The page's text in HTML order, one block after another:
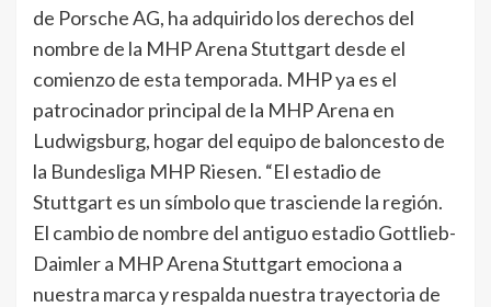
de Porsche AG, ha adquirido los derechos del
nombre de la MHP Arena Stuttgart desde el
comienzo de esta temporada. MHP ya es el
patrocinador principal de la MHP Arena en
Ludwigsburg, hogar del equipo de baloncesto de
la Bundesliga MHP Riesen. “El estadio de
Stuttgart es un símbolo que trasciende la región.
El cambio de nombre del antiguo estadio Gottlieb-
Daimler a MHP Arena Stuttgart emociona a
nuestra marca y respalda nuestra trayectoria de